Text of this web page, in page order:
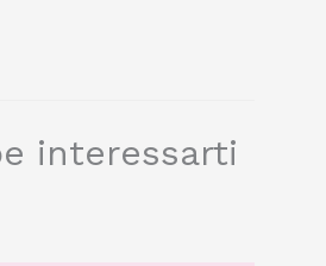
interessarti